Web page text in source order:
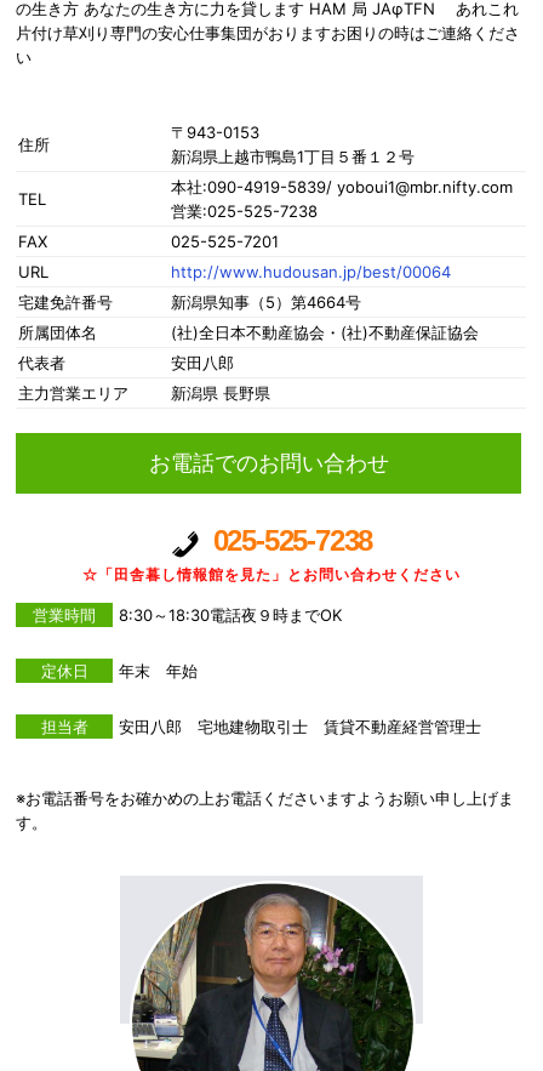
の生き方 あなたの生き方に力を貸します HAM 局 JAφTFN あれこれ
片付け草刈り専門の安心仕事集団がおりますお困りの時はご連絡くださ
い
住所
〒943-0153
新潟県上越市鴨島1丁目５番１２号
TEL
本社:090-4919-5839/ yoboui1@mbr.nifty.com
営業:025-525-7238
FAX
025-525-7201
URL
http://www.hudousan.jp/best/00064
宅建免許番号
新潟県知事（5）第4664号
所属団体名
(社)全日本不動産協会・(社)不動産保証協会
代表者
安田八郎
主力営業エリア
新潟県 長野県
お電話でのお問い合わせ
025-525-7238
☆「田舎暮し情報館を見た」とお問い合わせください
営業時間 8:30～18:30電話夜９時までOK
定休日 年末 年始
担当者 安田八郎 宅地建物取引士 賃貸不動産経営管理士
※お電話番号をお確かめの上お電話くださいますようお願い申し上げま
す。